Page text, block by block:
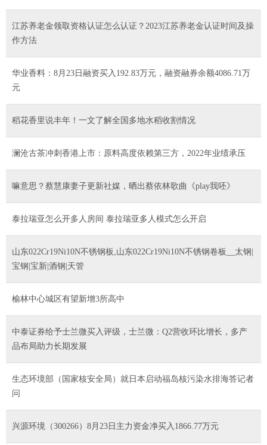
江苏养老金领取资格认证怎么认证？2023江苏养老金认证时间及操
作方法
华业香料：8月23日融资买入192.83万元，融资融券余额4086.71万
元
稻花香里说丰年！一文了解全国多地水稻收割情况
澜沧古茶冲刺香港上市：原料高度依赖第三方，2022年业绩承压
嘛意思？蔡慧康妻子更新社媒，晒出蔡依林歌曲《play我呸》
泰拉瑞亚怎么开多人房间 泰拉瑞亚多人模式怎么开启
山东022Cr19Ni10N不锈钢板,山东022Cr19Ni10N不锈钢卷板__太钢|
宝钢|宝新|酒钢|天管
榆林中心城区有望新增3所高中
中泰证券给予士兰微买入评级，士兰微：Q2营收环比增长，多产
品布局助力长期发展
生态环境部（国家核安全局）就日本启动福岛核污染水排海答记者
问
兴源环境（300266）8月23日主力资金净买入1866.77万元